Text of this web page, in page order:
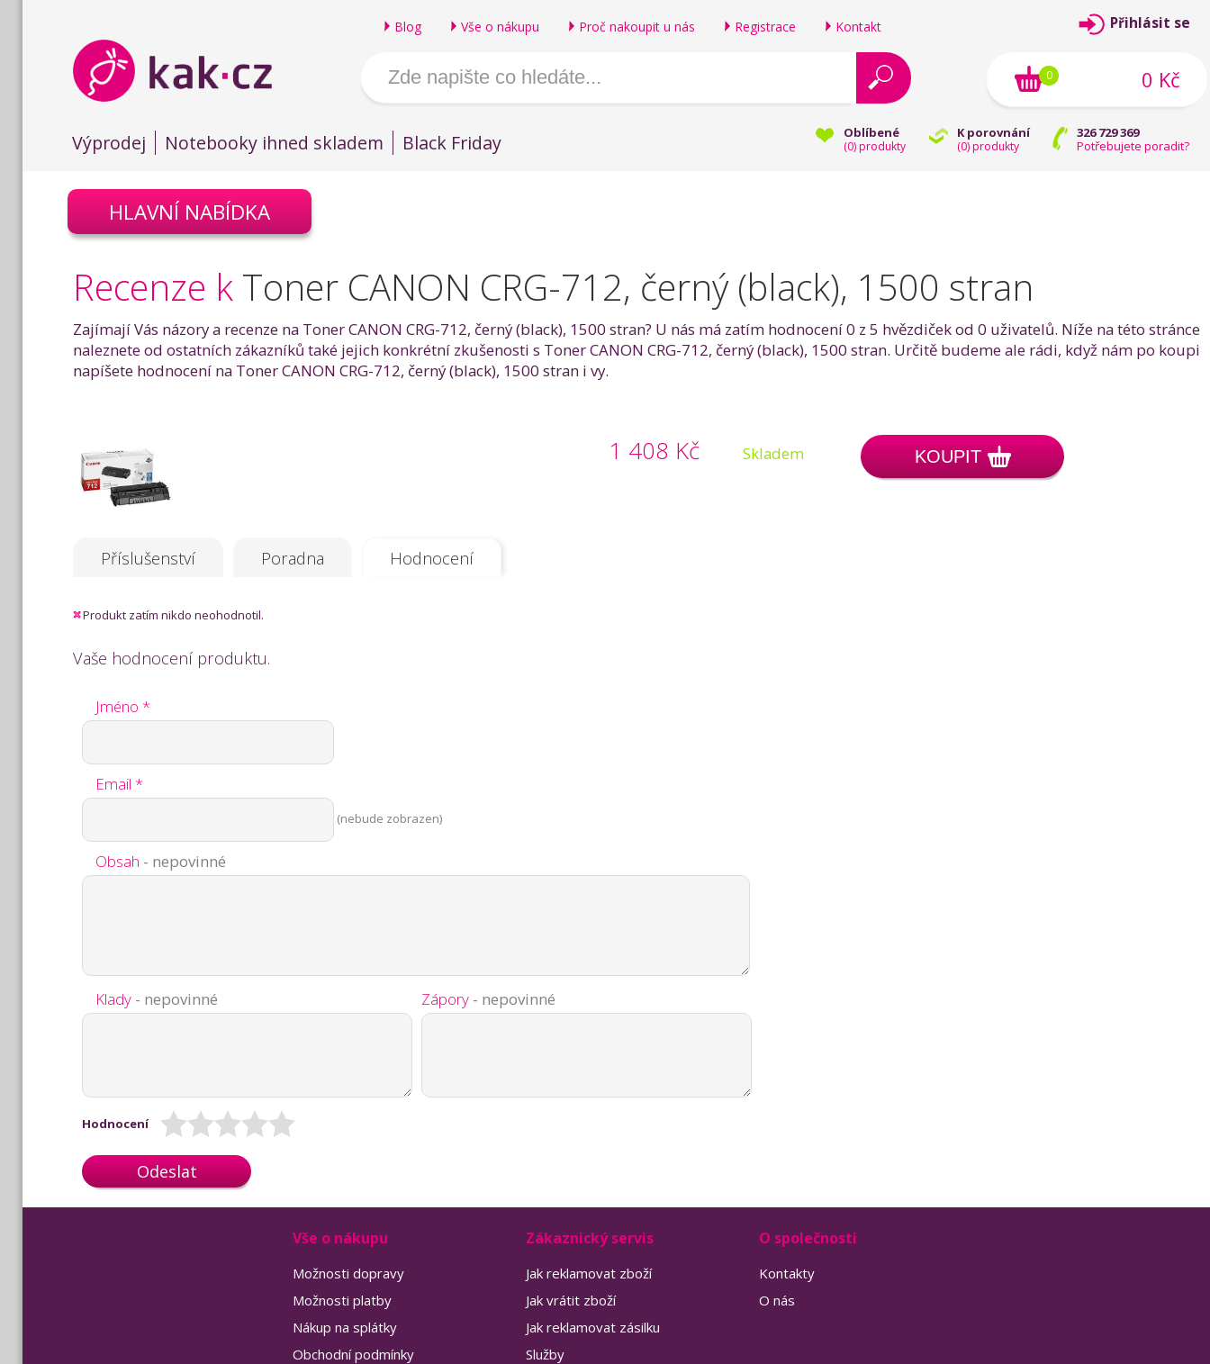
Blog Vše o nákupu Proč nakoupit u nás Registrace Kontakt
Oblíbené
(0) produkty
K porovnání
(0) produkty
326 729 369
Potřebujete poradit?
Výprodej Notebooky ihned skladem Black Friday
Přihlásit se
0 Kč
0
HLAVNÍ NABÍDKA
Recenze k Toner CANON CRG-712, černý (black), 1500 stran
Zajímají Vás názory a recenze na Toner CANON CRG-712, černý (black), 1500 stran? U nás má zatím hodnocení 0 z 5 hvězdiček od 0 uživatelů. Níže na této stránce
naleznete od ostatních zákazníků také jejich konkrétní zkušenosti s Toner CANON CRG-712, černý (black), 1500 stran. Určitě budeme ale rádi, když nám po koupi
napíšete hodnocení na Toner CANON CRG-712, černý (black), 1500 stran i vy.
1 408 Kč Skladem KOUPIT
Příslušenství Poradna Hodnocení
Produkt zatím nikdo neohodnotil.
Vaše hodnocení produktu.
Jméno *
Email *
(nebude zobrazen)
Obsah - nepovinné
Klady - nepovinné Zápory - nepovinné
Hodnocení
Odeslat
Vše o nákupu
Možnosti dopravy
Možnosti platby
Nákup na splátky
Obchodní podmínky
Zákaznický servis
Jak reklamovat zboží
Jak vrátit zboží
Jak reklamovat zásilku
Služby
O společnosti
Kontakty
O nás